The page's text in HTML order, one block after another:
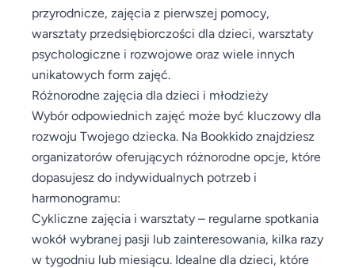
przyrodnicze, zajęcia z pierwszej pomocy,
warsztaty przedsiębiorczości dla dzieci, warsztaty
psychologiczne i rozwojowe oraz wiele innych
unikatowych form zajęć.
Różnorodne zajęcia dla dzieci i młodzieży
Wybór odpowiednich zajęć może być kluczowy dla
rozwoju Twojego dziecka. Na Bookkido znajdziesz
organizatorów oferujących różnorodne opcje, które
dopasujesz do indywidualnych potrzeb i
harmonogramu:
Cykliczne zajęcia i warsztaty – regularne spotkania
wokół wybranej pasji lub zainteresowania, kilka razy
w tygodniu lub miesiącu. Idealne dla dzieci, które